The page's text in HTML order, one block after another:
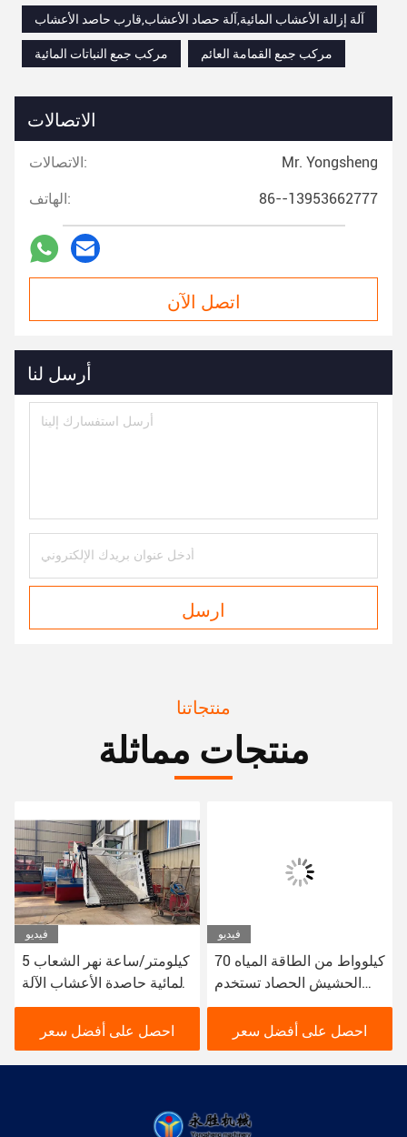
آلة إزالة الأعشاب المائية,آلة حصاد الأعشاب,قارب حاصد الأعشاب
مركب جمع النباتات المائية مركب جمع القمامة العائم
الاتصالات
الاتصالات: Mr. Yongsheng
الهاتف: 86--13953662777
اتصل الآن
أرسل لنا
ارسل
منتجاتنا
منتجات مماثلة
فيديو
5 كيلومتر/ساعة نهر الشعاب
المائية حاصدة الأعشاب الآلة
105kw حاصدة الأعشاب
قارب 10 مكعب
احصل على أفضل سعر
فيديو
70 كيلوواط من الطاقة المياه
الحشيش الحصاد تستخدم
لجمع وتنظيف نهر النباتات
المائية الحصاد
احصل على أفضل سعر